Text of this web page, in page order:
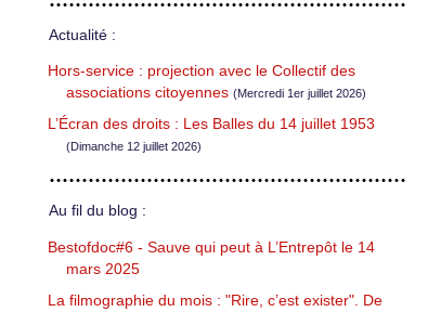
Actualité :
Hors-service : projection avec le Collectif des
associations citoyennes (Mercredi 1er juillet 2026)
L’Écran des droits : Les Balles du 14 juillet 1953
(Dimanche 12 juillet 2026)
Au fil du blog :
Bestofdoc#6 - Sauve qui peut à L’Entrepôt le 14
mars 2025
La filmographie du mois : "Rire, c’est exister". De